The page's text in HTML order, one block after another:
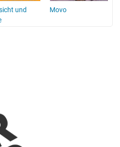
und
Movo